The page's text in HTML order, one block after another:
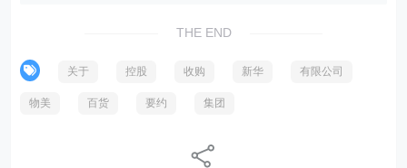
THE END
关于 控股 收购 新华 有限公司
物美 百货 要约 集团